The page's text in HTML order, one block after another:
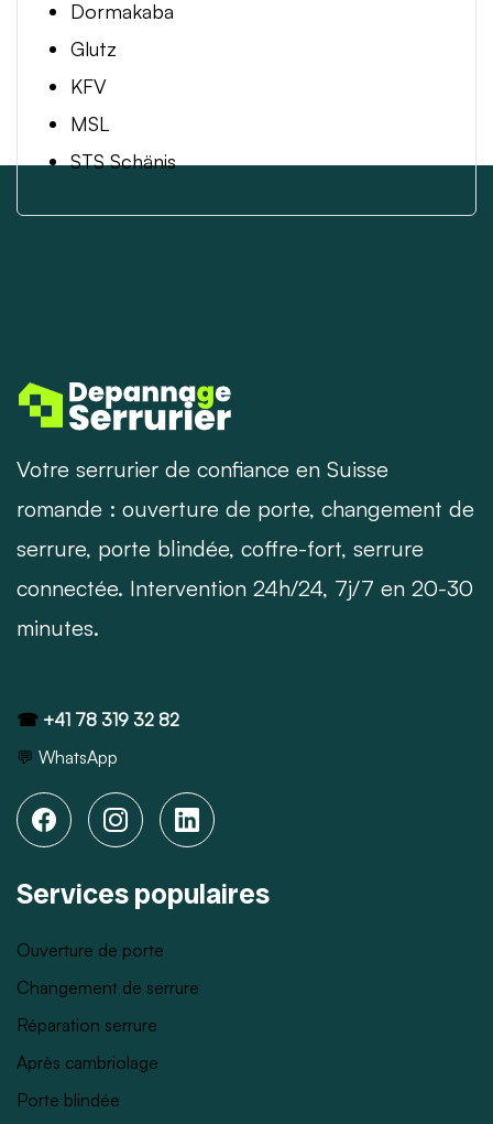
Dormakaba
Glutz
KFV
MSL
STS Schänis
Votre serrurier de confiance en Suisse
romande : ouverture de porte, changement de
serrure, porte blindée, coffre-fort, serrure
connectée. Intervention 24h/24, 7j/7 en 20-30
minutes.
☎ +41 78 319 32 82
💬 WhatsApp
Services populaires
Ouverture de porte
Changement de serrure
Réparation serrure
Après cambriolage
Porte blindée